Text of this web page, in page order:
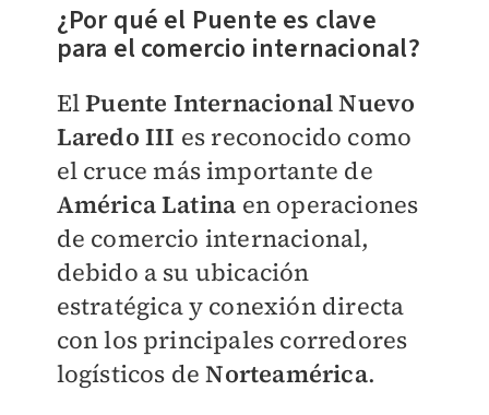
¿Por qué el Puente es clave
para el comercio internacional?
ElPuente Internacional Nuevo
Laredo III es reconocido como
el cruce más importante de
América Latina en operaciones
de comercio internacional,
debido a su ubicación
estratégica y conexión directa
con los principales corredores
logísticos deNorteamérica.